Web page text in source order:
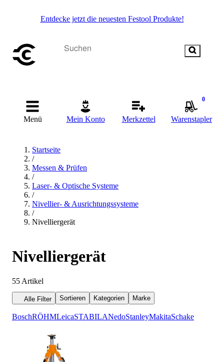
Entdecke jetzt die neuesten Festool Produkte!
Menü Mein Konto Merkzettel
0
Warenstapler
Startseite
/
Messen & Prüfen
/
Laser- & Optische Systeme
/
Nivellier- & Ausrichtungssysteme
/
Nivelliergerät
Nivelliergerät
55 Artikel
Alle Filter Sortieren Kategorien Marke
BoschRÖHMLeicaSTABILANedoStanleyMakitaSchake